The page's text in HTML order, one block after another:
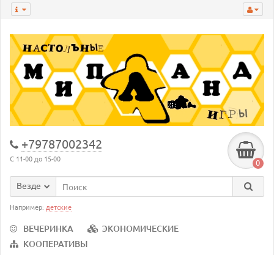
+79787002342
С 11-00 до 15-00 0
Везде
Например: детские
ВЕЧЕРИНКА
ЭКОНОМИЧЕСКИЕ
КООПЕРАТИВЫ